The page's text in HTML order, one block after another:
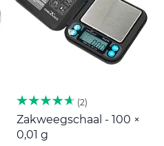
2
Zakweegschaal - 100 ×
0,01 g